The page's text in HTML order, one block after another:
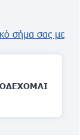
σήμα σας με